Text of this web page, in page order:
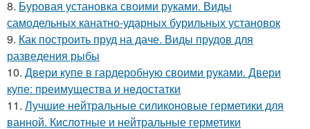
8. Буровая установка своими руками. Виды
самодельных канатно-ударных бурильных установок
9. Как построить пруд на даче. Виды прудов для
разведения рыбы
10. Двери купе в гардеробную своими руками. Двери
купе: преимущества и недостатки
11. Лучшие нейтральные силиконовые герметики для
ванной. Кислотные и нейтральные герметики